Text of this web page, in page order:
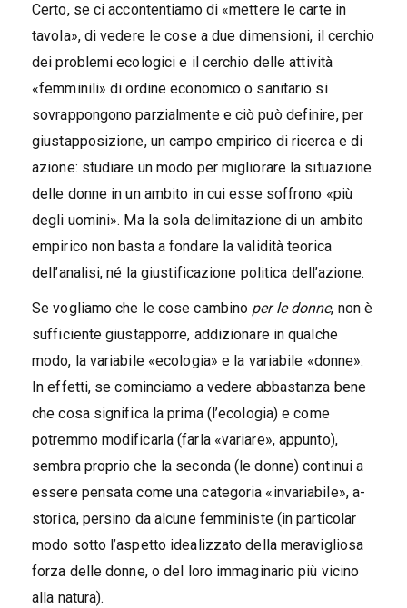
Certo, se ci accontentiamo di «mettere le carte in
tavola», di vedere le cose a due dimensioni, il cerchio
dei problemi ecologici e il cerchio delle attività
«femminili» di ordine economico o sanitario si
sovrappongono parzialmente e ciò può definire, per
giustapposizione, un campo empirico di ricerca e di
azione: studiare un modo per migliorare la situazione
delle donne in un ambito in cui esse soffrono «più
degli uomini». Ma la sola delimitazione di un ambito
empirico non basta a fondare la validità teorica
dell’analisi, né la giustificazione politica dell’azione.
Se vogliamo che le cose cambino per le donne, non è
sufficiente giustapporre, addizionare in qualche
modo, la variabile «ecologia» e la variabile «donne».
In effetti, se cominciamo a vedere abbastanza bene
che cosa significa la prima (l’ecologia) e come
potremmo modificarla (farla «variare», appunto),
sembra proprio che la seconda (le donne) continui a
essere pensata come una categoria «invariabile», a-
storica, persino da alcune femministe (in particolar
modo sotto l’aspetto idealizzato della meravigliosa
forza delle donne, o del loro immaginario più vicino
alla natura).